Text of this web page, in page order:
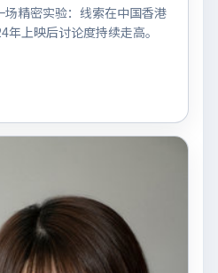
精密实验：线索在中国香港
上映后讨论度持续走高。